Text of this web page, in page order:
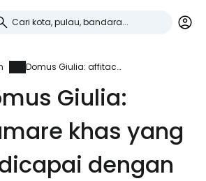
Domus Giulia: affitacamare khas yang dapat dicapai dengan berjalan kaki singkat dari Vatikan dan pusat kota
Giulia:
khas yang
dengan
ke Cestee
perjalanan di seluruh dunia
dengan Google